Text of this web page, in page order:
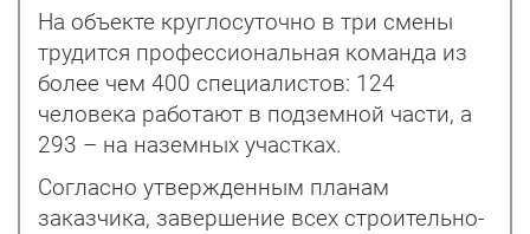
На объекте круглосуточно в три смены
трудится профессио­нальная команда из
более чем 400 специалистов: 124
человека работают в подземной части, а
293 – на наземных участках.
Согласно утвержденным планам
заказчика, завершение всех строительно-